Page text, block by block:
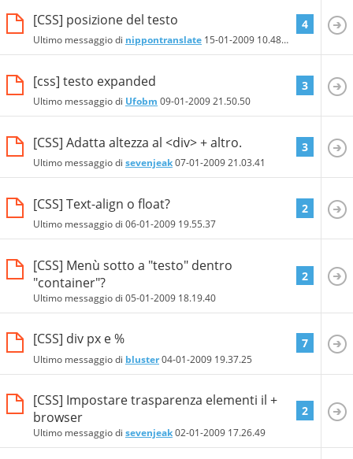
[CSS] posizione del testo
Ultimo messaggio di nippontranslate 15-01-2009 10.48.11
4
[css] testo expanded
Ultimo messaggio di Ufobm 09-01-200921.50.50
3
[CSS] Adatta altezza al <div> + altro.
Ultimo messaggio di sevenjeak07-01-200921.03.41
3
[CSS] Text-align o float?
Ultimo messaggio di 06-01-2009 19.55.37
2
[CSS] Menù sotto a "testo" dentro
"container"?
Ultimo messaggio di 05-01-2009 18.19.40
2
[CSS] div px e %
Ultimo messaggio di bluster04-01-2009 19.37.25
7
[CSS] Impostare trasparenza elementi il +
browser
Ultimo messaggio di sevenjeak02-01-2009 17.26.49
2